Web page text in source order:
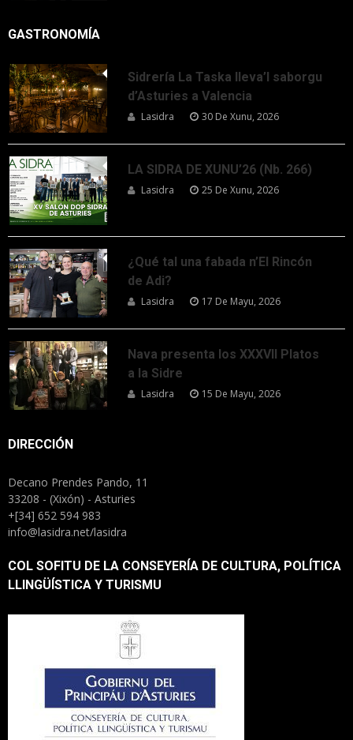
GASTRONOMÍA
Sidrería La Taska lleva’l saborgu
d’Asturies a Valencia
Lasidra 30 De Xunu, 2026
LA SIDRA DE XUNU’26 (Nb. 266)
Lasidra 25 De Xunu, 2026
¿Qué tal una fabada n’El Rincón
de Adi?
Lasidra 17 De Mayu, 2026
Nava presenta los XXXVII Platos
a la Sidre
Lasidra 15 De Mayu, 2026
DIRECCIÓN
Decano Prendes Pando, 11
33208 - (Xixón) - Asturies
+[34] 652 594 983
info@lasidra.net/lasidra
COL SOFITU DE LA CONSEYERÍA DE CULTURA, POLÍTICA
LLINGÜÍSTICA Y TURISMU